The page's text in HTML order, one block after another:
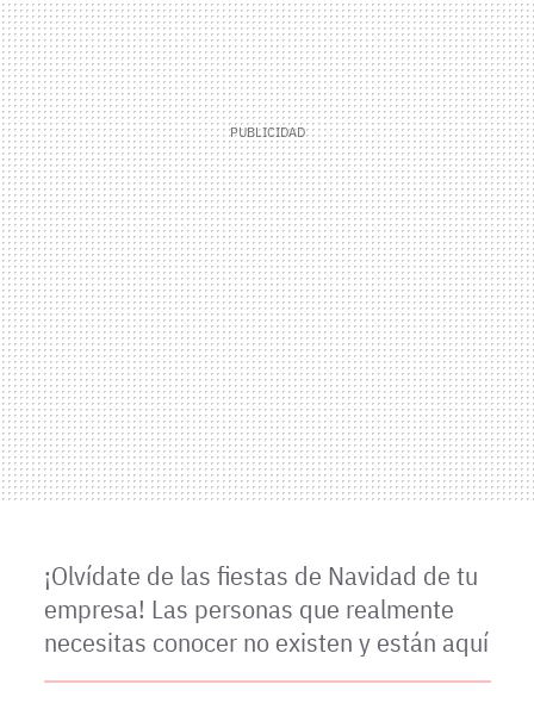
¡Olvídate de las fiestas de Navidad de tu
empresa! Las personas que realmente
necesitas conocer no existen y están aquí